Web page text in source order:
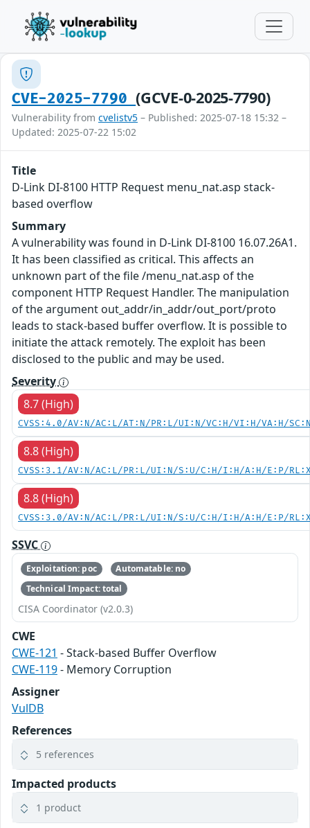
CVE-2025-7790(GCVE-0-2025-7790)
Vulnerability from cvelistv5 – Published: 2025-07-18 15:32 –
Updated: 2025-07-22 15:02
Title
D-Link DI-8100 HTTP Request menu_nat.asp stack-
based overflow
Summary
A vulnerability was found in D-Link DI-8100 16.07.26A1.
It has been classified as critical. This affects an
unknown part of the file /menu_nat.asp of the
component HTTP Request Handler. The manipulation
of the argument out_addr/in_addr/out_port/proto
leads to stack-based buffer overflow. It is possible to
initiate the attack remotely. The exploit has been
disclosed to the public and may be used.
Severity
8.7 (High)
CVSS:4.0/AV:N/AC:L/AT:N/PR:L/UI:N/VC:H/VI:H/VA:H/
8.8 (High)
CVSS:3.1/AV:N/AC:L/PR:L/UI:N/S:U/C:H/I:H/A:H/E:P/
8.8 (High)
CVSS:3.0/AV:N/AC:L/PR:L/UI:N/S:U/C:H/I:H/A:H/E:P/
SSVC
Exploitation: poc
Automatable: no
Technical Impact: total
CISA Coordinator (v2.0.3)
CWE
CWE-121 - Stack-based Buffer Overflow
CWE-119- Memory Corruption
Assigner
VulDB
References
5 references
Impacted products
1 product